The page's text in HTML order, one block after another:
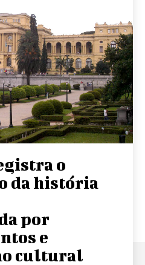
o
da história
por
e
cultural